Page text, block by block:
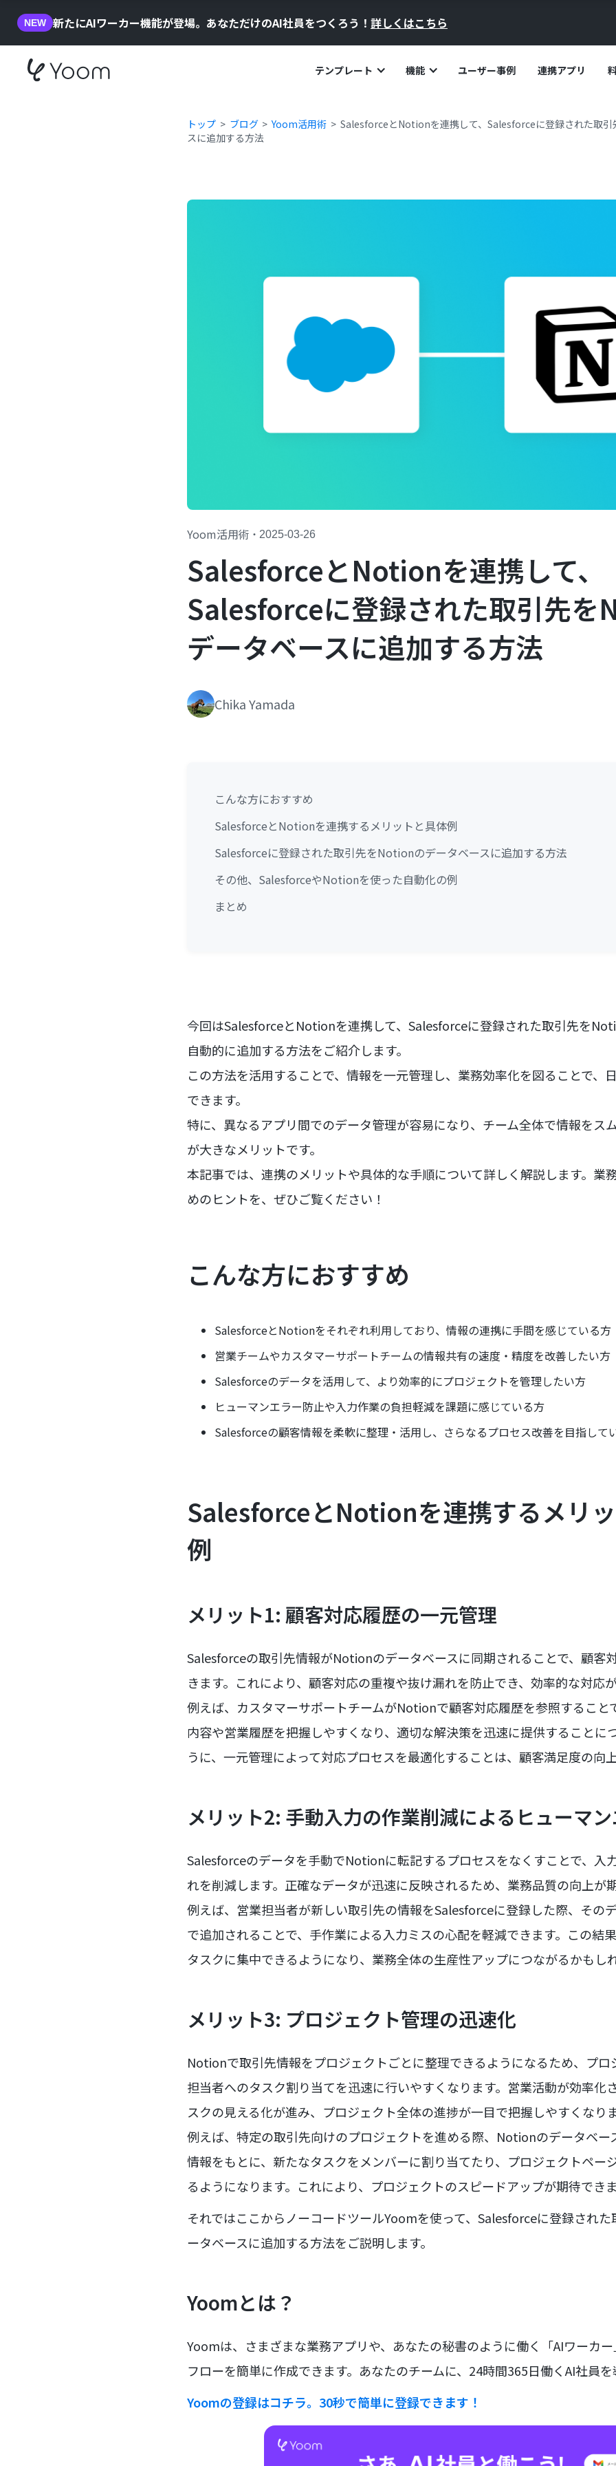
NEW 新たにAIワーカー機能が登場。あなただけのAI社員をつくろう！ 詳しくはこちら
テンプレート 機能 ユーザー事例 連携アプリ
トップ ブログ Yoom活用術
SalesforceとNotionを連携して、Salesforceに登録された取
スに追加する方法
Yoom活用術 ・ 2025-03-26
SalesforceとNotionを連携して、
Salesforceに登録された取引先を
データベースに追加する方法
Chika Yamada
こんな方におすすめ
SalesforceとNotionを連携するメリットと具体例
Salesforceに登録された取引先をNotionのデータベースに追加する方法
その他、SalesforceやNotionを使った自動化の例
まとめ
今回はSalesforceとNotionを連携して、Salesforceに登録された取引先を
自動的に追加する方法をご紹介します。
この方法を活用することで、情報を一元管理し、業務効率化を図ることで、
できます。
特に、異なるアプリ間でのデータ管理が容易になり、チーム全体で情報をス
が大きなメリットです。
本記事では、連携のメリットや具体的な手順について詳しく解説します。業
めのヒントを、ぜひご覧ください！
こんな方におすすめ
SalesforceとNotionをそれぞれ利用しており、情報の連携に手間を感じている方
営業チームやカスタマーサポートチームの情報共有の速度・精度を改善したい方
Salesforceのデータを活用して、より効率的にプロジェクトを管理したい方
ヒューマンエラー防止や入力作業の負担軽減を課題に感じている方
Salesforceの顧客情報を柔軟に整理・活用し、さらなるプロセス改善を目指して
SalesforceとNotionを連携するメリ
例
メリット1: 顧客対応履歴の一元管理
Salesforceの取引先情報がNotionのデータベースに同期されることで、顧客
きます。これにより、顧客対応の重複や抜け漏れを防止でき、効率的な対応が
例えば、カスタマーサポートチームがNotionで顧客対応履歴を参照すること
内容や営業履歴を把握しやすくなり、適切な解決策を迅速に提供することに
うに、一元管理によって対応プロセスを最適化することは、顧客満足度の向
メリット2: 手動入力の作業削減によるヒューマ
Salesforceのデータを手動でNotionに転記するプロセスをなくすことで、入
れを削減します。正確なデータが迅速に反映されるため、業務品質の向上が
例えば、営業担当者が新しい取引先の情報をSalesforceに登録した際、その
で追加されることで、手作業による入力ミスの心配を軽減できます。この結
タスクに集中できるようになり、業務全体の生産性アップにつながるかもし
メリット3: プロジェクト管理の迅速化
Notionで取引先情報をプロジェクトごとに整理できるようになるため、プロ
担当者へのタスク割り当てを迅速に行いやすくなります。営業活動が効率化
スクの見える化が進み、プロジェクト全体の進捗が一目で把握しやすくなりま
例えば、特定の取引先向けのプロジェクトを進める際、Notionのデータベー
情報をもとに、新たなタスクをメンバーに割り当てたり、プロジェクトペー
るようになります。これにより、プロジェクトのスピードアップが期待できま
それではここからノーコードツールYoomを使って、Salesforceに登録され
ータベースに追加する方法をご説明します。
Yoomとは？
Yoomは、さまざまな業務アプリや、あなたの秘書のように働く「AIワーカ
フローを簡単に作成できます。あなたのチームに、24時間365日働くAI社員を
Yoomの登録はコチラ。30秒で簡単に登録できます！